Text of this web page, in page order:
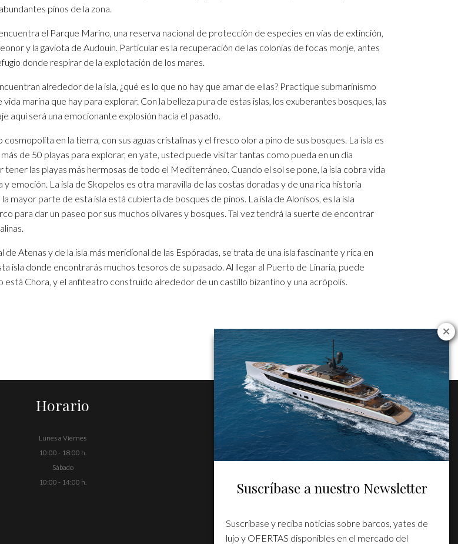
pinos de la zona.
el Parque Marino, una reserva nacional de protección de especies en vías de extinción,
y la gaviota de Audouin. Particular es la recuperación de las colonias de focas monje, antes
donde respirar de la explotación de los mares.
alrededor de la isla, ¿qué es lo que no hay que amar de ellas? Practique submarinismo
marina que hay para explorar. Con la belleza pura de estas islas, los exuberantes bosques, las
aquí será una emocionante explosión hacia el pasado.
en la tierra, con sus aguas cristalinas y el fresco olor a pino de sus bosques. La isla es
de 50 playas para explorar, en yate, usted puede visitar tantas como pueda en un día
las playas más hermosas de todo el Mediterráneo. Cuando el sol se pone, la isla cobra vida
emoción. La isla de Skopelos es otra maravilla de las costas doradas y de una rica historia
mayor parte de esta isla está cubierta de bosques de pinos. La isla de Alonisos, es la isla
para dar un paseo por sus muchos olivares y bosques. Tal vez tendrá la suerte de encontrar
Atenas y de la isla más meridional de las Espóradas, se trata de una isla fascinante y rica en
isla donde encontrarás muchos tesoros de su pasado. Al llegar al Puerto de Linaria, puede
Chora, y el anfiteatro construido alrededor de un castillo bizantino y una acrópolis.
Horario
Lunes a Viernes
10:00 - 18:00 h.
Sábado
10:00 - 14:00 h.
Suscríbase a nuestro Newsletter
Suscríbase y reciba noticias sobre barcos, yates de
lujo y OFERTAS disponibles en el mercado del